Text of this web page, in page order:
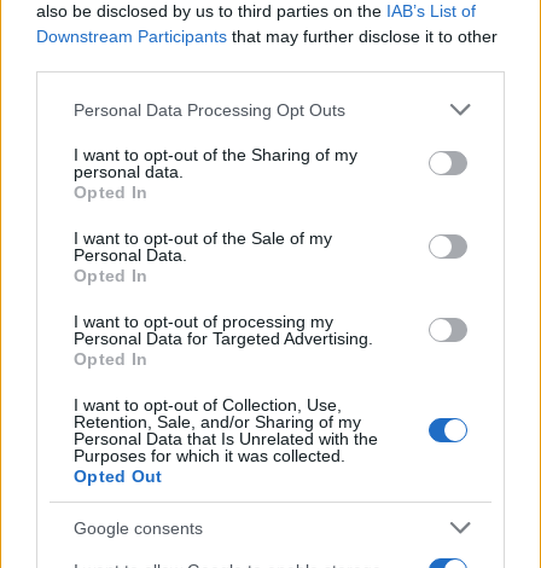
also be disclosed by us to third parties on the IAB’s List of
Downstream Participants that may further disclose it to other
Please note that this website/app uses one or more Google
not limited to your visit or usage behaviour. You may click to
grant or deny consent to Google and its third-party tags to
use your data for below specified purposes in below Google
consent section.
Personal Data Processing Opt Outs
I want to opt-out of the Sharing of my
personal data.
Opted In
I want to opt-out of the Sale of my
Personal Data.
Opted In
I want to opt-out of processing my
Personal Data for Targeted Advertising.
Opted In
I want to opt-out of Collection, Use,
Retention, Sale, and/or Sharing of my
Personal Data that Is Unrelated with the
Purposes for which it was collected.
Opted Out
Google consents
Κλείνοντας έστειλε ένα μήνυμα από την καρδιά
Θα σώσουν ζωές. Η ζώσα μεταμόσχευση,
πλέον, μπορεί να εξελιχθεί σε μεγάλο δώρο για
την ανθρωπότητα».
ΔΙΑΦΗΜΙΣΗ